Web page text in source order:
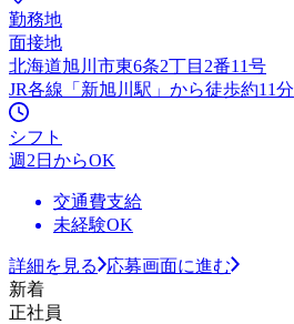
勤務地
面接地
北海道旭川市東6条2丁目2番11号
JR各線「新旭川駅」から徒歩約11分
シフト
週2日からOK
交通費支給
未経験OK
詳細を見る
応募画面に進む
新着
正社員